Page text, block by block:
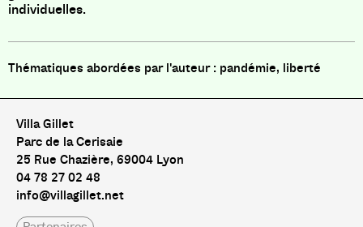
individuelles.
pandémie, liberté
Villa Gillet
Parc de la Cerisaie
25 Rue Chazière, 69004 Lyon
04 78 27 02 48
info@villagillet.net